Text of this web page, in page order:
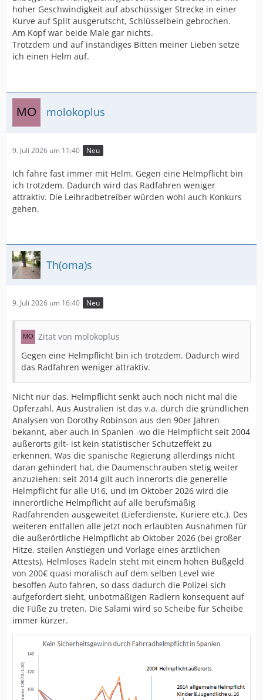
hoher Geschwindigkeit auf abschüssiger Strecke in einer
Kurve auf Split ausgerutscht, Schlüsselbein gebrochen.
Am Kopf war beide Male gar nichts.
Trotzdem und auf inständiges Bitten meiner Lieben setze
ich einen Helm auf.
molokoplus
9. Juli 2026 um 11:40 Neu
Ich fahre fast immer mit Helm. Gegen eine Helmpflicht bin
ich trotzdem. Dadurch wird das Radfahren weniger
attraktiv. Die Leihradbetreiber würden wohl auch Konkurs
gehen.
Th(oma)s
9. Juli 2026 um 16:40 Neu
Zitat von molokoplus
Gegen eine Helmpflicht bin ich trotzdem. Dadurch wird
das Radfahren weniger attraktiv.
Nicht nur das. Helmpflicht senkt auch noch nicht mal die
Opferzahl. Aus Australien ist das v.a. durch die gründlichen
Analysen von Dorothy Robinson aus den 90er Jahren
bekannt, aber auch in Spanien -wo die Helmpflicht seit 2004
außerorts gilt- ist kein statistischer Schutzeffekt zu
erkennen. Was die spanische Regierung allerdings nicht
daran gehindert hat, die Daumenschrauben stetig weiter
anzuziehen: seit 2014 gilt auch innerorts die generelle
Helmpflicht für alle U16, und im Oktober 2026 wird die
innerörtliche Helmpflicht auf alle berufsmäßig
Radfahrenden ausgeweitet (Lieferdienste, Kuriere etc.). Des
weiteren entfallen alle jetzt noch erlaubten Ausnahmen für
die außerörtliche Helmpflicht ab Oktober 2026 (bei großer
Hitze, steilen Anstiegen und Vorlage eines ärztlichen
Attests). Helmloses Radeln steht mit einem hohen Bußgeld
von 200€ quasi moralisch auf dem selben Level wie
besoffen Auto fahren, so dass dadurch die Polizei sich
aufgefordert sieht, unbotmäßigen Radlern konsequent auf
die Füße zu treten. Die Salami wird so Scheibe für Scheibe
immer kürzer.